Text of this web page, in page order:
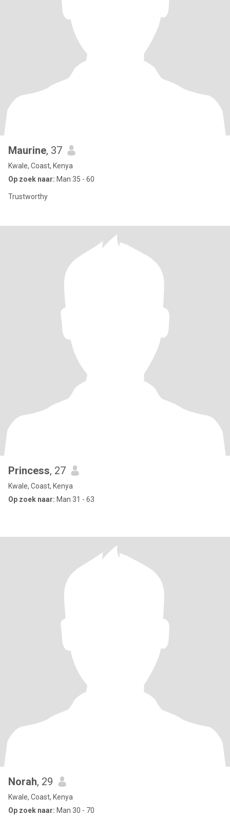
Maurine, 37
Kwale, Coast, Kenya
Op zoek naar: Man 35 - 60
Trustworthy
Princess, 27
Kwale, Coast, Kenya
Op zoek naar: Man 31 - 63
Norah, 29
Kwale, Coast, Kenya
Op zoek naar: Man 30 - 70